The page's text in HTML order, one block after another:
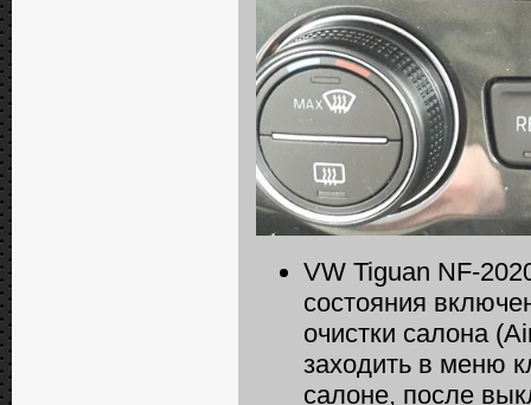
VW Tiguan NF-
состояния
очистки салона
заходить в меню
салоне, после